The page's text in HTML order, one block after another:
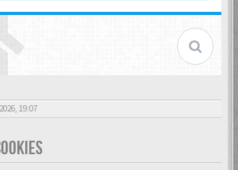
19:07